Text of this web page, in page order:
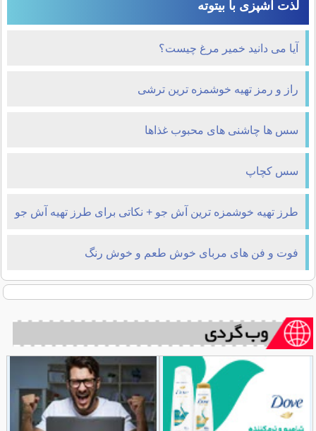
لذت آشپزی با بیتوته
آیا می دانید خمیر مرغ چیست؟
راز و رمز تهیه خوشمزه ترین ترشی
سس ها چاشنی های محبوب غذاها
سس کچاپ
طرز تهیه خوشمزه ترین آش جو + نکاتی برای طرز تهیه آش جو
فوت و فن های مربای خوش طعم و خوش رنگ